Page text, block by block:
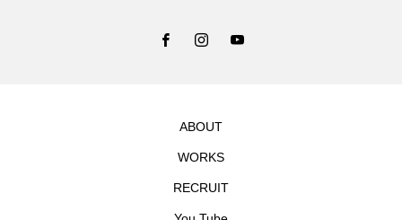
ABOUT
WORKS
RECRUIT